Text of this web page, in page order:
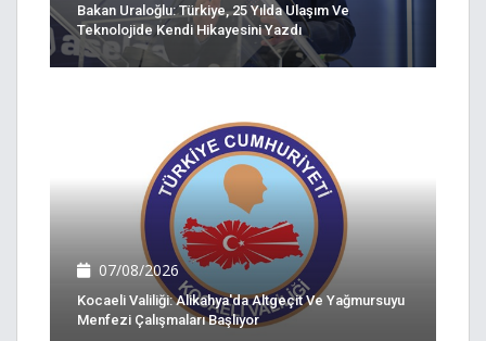
Bakan Uraloğlu: Türkiye, 25 Yılda Ulaşım Ve
Teknolojide Kendi Hikayesini Yazdı
07/08/2026
Kocaeli Valiliği: Alikahya'da Altgeçit Ve Yağmursuyu
Menfezi Çalışmaları Başlıyor